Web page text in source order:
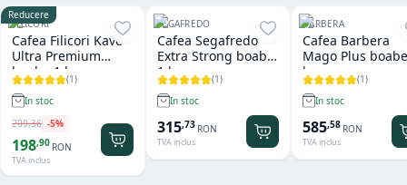
Reducere
FILICORI
Cafea Filicori Kave
Ultra Premium
boabe 1 kg
(1)
In stoc
209,36 -5%
198,90 RON
TVA inclus
SEGAFREDO
Cafea Segafredo
Extra Strong boabe
1 kg
(1)
In stoc
315,73 RON
TVA inclus
BARBERA
Cafea Barbera
Mago Plus
kg
(1)
In stoc
585,58 RON
TVA inclus